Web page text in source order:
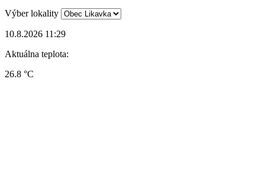
Výber lokality
10.8.2026 11:29
Aktuálna teplota:
26.8 °C